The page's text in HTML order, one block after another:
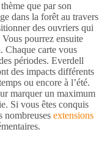
que par son
dans la forêt au travers
des ouvriers qui
pourrez ensuite
Chaque carte vous
périodes. Everdell
des impacts différents
ou encore à l’été.
marquer un maximum
Si vous êtes conquis
nombreuses extensions